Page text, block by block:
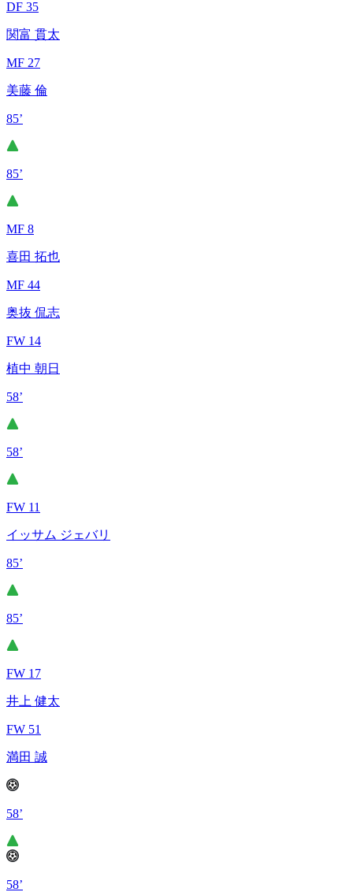
DF 35
関富 貫太
MF 27
美藤 倫
85’
85’
MF 8
喜田 拓也
MF 44
奥抜 侃志
FW 14
植中 朝日
58’
58’
FW 11
イッサム ジェバリ
85’
85’
FW 17
井上 健太
FW 51
満田 誠
58’
58’